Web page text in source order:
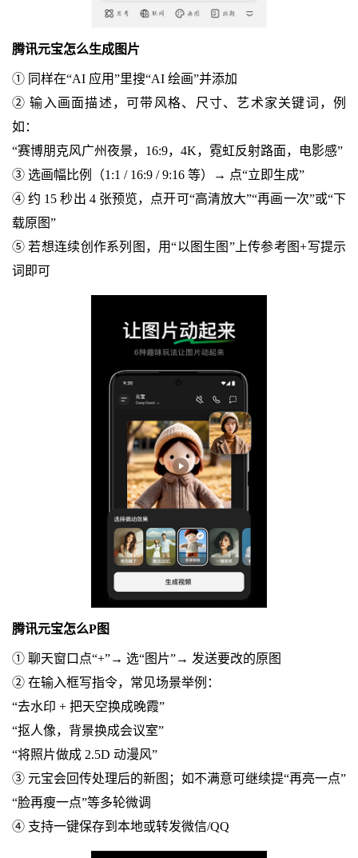
腾讯元宝怎么生成图片
① 同样在“AI 应用”里搜“AI 绘画”并添加
② 输入画面描述，可带风格、尺寸、艺术家关键词，例
如：
“赛博朋克风广州夜景，16:9，4K，霓虹反射路面，电影感”
③ 选画幅比例（1:1 / 16:9 / 9:16 等）→ 点“立即生成”
④ 约 15 秒出 4 张预览，点开可“高清放大”“再画一次”或“下
载原图”
⑤ 若想连续创作系列图，用“以图生图”上传参考图+写提示
词即可
腾讯元宝怎么P图
① 聊天窗口点“+”→ 选“图片”→ 发送要改的原图
② 在输入框写指令，常见场景举例：
“去水印 + 把天空换成晚霞”
“抠人像，背景换成会议室”
“将照片做成 2.5D 动漫风”
③ 元宝会回传处理后的新图；如不满意可继续提“再亮一点”
“脸再瘦一点”等多轮微调
④ 支持一键保存到本地或转发微信/QQ